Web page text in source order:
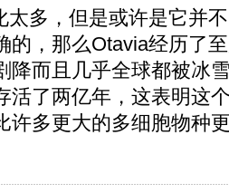
多，但是或许是它并不
的，那么Otavia经历了
降而且几乎全球都被冰
活了两亿年，这表明这
许多更大的多细胞物种